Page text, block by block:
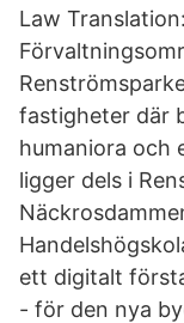
Law
fastigheter där
humaniora och
ligger dels i
ett digitalt
- för den nya